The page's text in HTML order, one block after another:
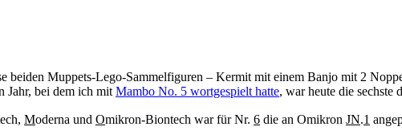
beiden Muppets-Lego-Sammelfiguren – Kermit mit einem Banjo mit 2
Jahr, bei dem ich mit Mambo No. 5 wortgespielt hatte, war heute die sechste
Moderna und Omikron-Biontech war für Nr. 6 die an Omikron JN.1